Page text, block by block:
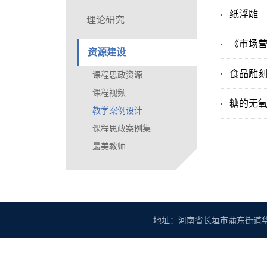
理论研究
资源建设
课程思政资源
课程视频
教学案例设计
课程思政案例集
最美教师
纸浮雕
《市场
食品雕
糖的无
地址：河南省长垣市蒲东街